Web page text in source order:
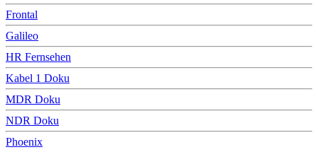
Frontal
Galileo
HR Fernsehen
Kabel 1 Doku
MDR Doku
NDR Doku
Phoenix